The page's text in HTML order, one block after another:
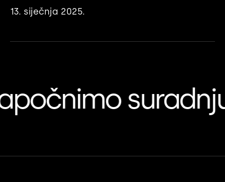
13. siječnja 2025.
suradnju